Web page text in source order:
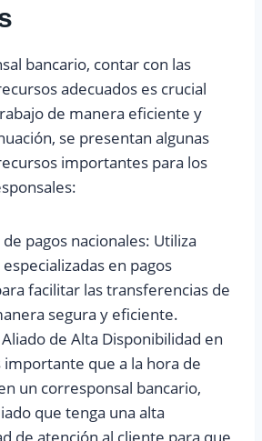
bancario, contar con las
adecuados es crucial
de manera eficiente y
se presentan algunas
importantes para los
pagos nacionales: Utiliza
en pagos
facilitar las transferencias de
segura y eficiente.
de Alta Disponibilidad en
importante que a la hora de
un corresponsal bancario,
que tenga una alta